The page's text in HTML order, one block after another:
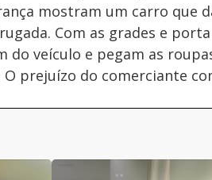
mostram um carro que
Com as grades e
do veículo e pegam as
prejuízo do comerciante